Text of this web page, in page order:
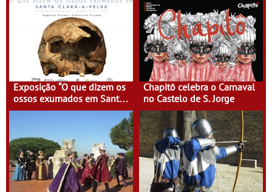
Exposição “O que dizem os
ossos exumados em Santa
Clara-a-Velha”
Chapitô celebra o Carnaval
no Castelo de S. Jorge